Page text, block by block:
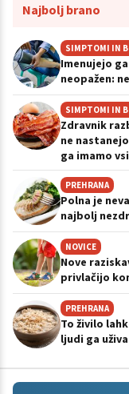
Najbolj brano
SIMPTOMI IN
Imenujejo
neopažen:
SIMPTOMI IN
Zdravnik
ne
ga imamo
PREHRANA
Polna je
najbolj
NOVICE
Nove
privlačijo
PREHRANA
To živilo
ljudi ga